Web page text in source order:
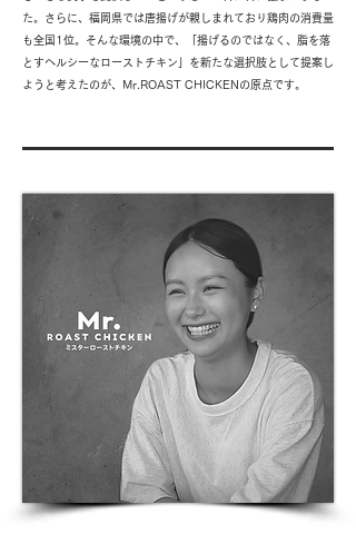
た。さらに、福岡県では唐揚げが親しまれており鶏肉の消費量
も全国1位。そんな環境の中で、「揚げるのではなく、脂を落
とすヘルシーなローストチキン」を新たな選択肢として提案し
ようと考えたのが、Mr.ROAST CHICKENの原点です。